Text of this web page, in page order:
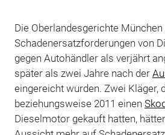
Die Oberlandesgerichte
Schadenersatzforderungen von
gegen Autohändler als verjährt
später als zwei Jahre nach der
eingereicht wurden. Zwei Kläger,
beziehungsweise 2011 einen
Dieselmotor gekauft hatten,